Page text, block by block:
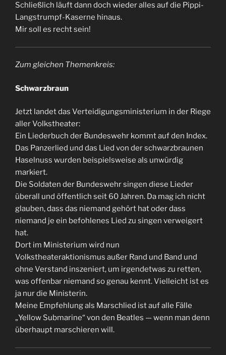
Schließlich läuft dann doch wieder alles auf die Pippi-
Langstrumpf-Kaserne hinaus.
Mir soll es recht sein!
Zum gleichen Themenkreis:
Schwarzbraun
Jetzt landet das Verteidigungsministerium in der Riege
aller Volkstheater:
Ein Liederbuch der Bundeswehr kommt auf den Index.
Das Panzerlied und das Lied von der schwarzbraunen
Haselnuss wurden beispielsweise als unwürdig
markiert.
Die Soldaten der Bundeswehr singen diese Lieder
überall und öffentlich seit 60 Jahren. Da mag ich nicht
glauben, dass das niemand gehört hat oder dass
niemand je ein befohlenes Lied zu singen verweigert
hat.
Dort im Ministerium wird nun
Volkstheateraktionismus außer Rand und Band und
ohne Verstand inszeniert, um irgendetwas zu retten,
was offenbar niemand so genau kennt. Vielleicht ist es
ja nur die Ministerin.
Meine Empfehlung als Marschlied ist auf alle Fälle
„Yellow Submarine“ von den Beatles — wenn man denn
überhaupt marschieren will.